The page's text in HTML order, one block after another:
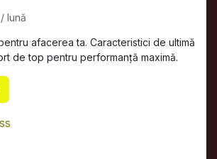
/ lună
afacerea ta. Caracteristici de ultimă
de top pentru performanță maximă.